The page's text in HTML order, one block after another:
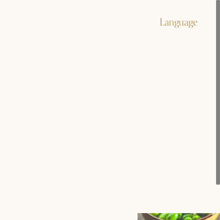
Language